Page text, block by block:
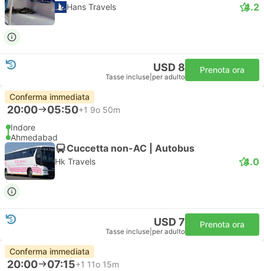
Hans Travels 4.2
USD 8
Tasse incluse per adulto
Prenota ora
Conferma immediata
20:00 05:50+1 9o 50m
Indore
Ahmedabad
Cuccetta non-AC | Autobus
Hk Travels 4.0
USD 7
Tasse incluse per adulto
Prenota ora
Conferma immediata
20:00 07:15+1 11o 15m